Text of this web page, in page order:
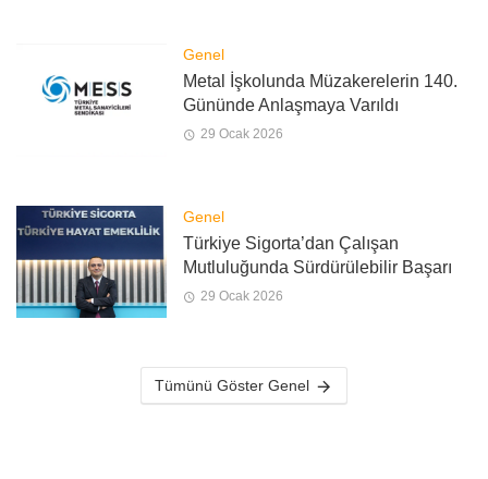
Genel
Metal İşkolunda Müzakerelerin 140.
Gününde Anlaşmaya Varıldı
29 Ocak 2026
Genel
Türkiye Sigorta’dan Çalışan
Mutluluğunda Sürdürülebilir Başarı
29 Ocak 2026
Tümünü Göster Genel